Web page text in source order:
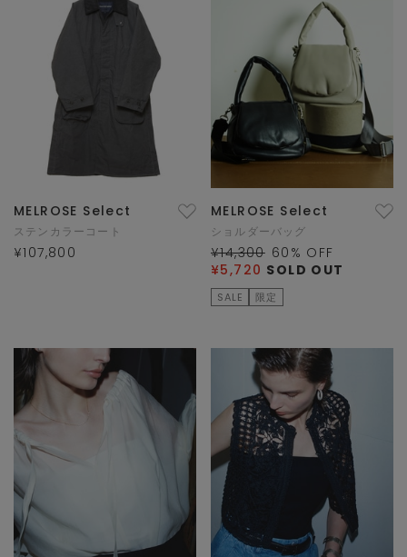
MELROSE Select
ステンカラーコート
¥107,800
MELROSE Select
ショルダーバッグ
¥14,300 60 % OFF
¥5,720 SOLD OUT
SALE 限定